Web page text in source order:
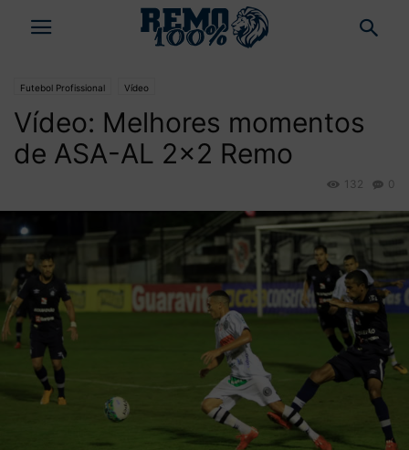
Futebol Profissional Vídeo
Vídeo: Melhores momentos
de ASA-AL 2×2 Remo
0
132